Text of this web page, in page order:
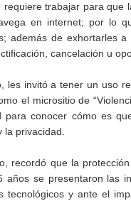
requiere trabajar para que
en internet; por lo
además de exhortarles
cancelación u
les invitó a tener un uso
el micrositio de
para conocer cómo es
la privacidad.
recordó que la
años se presentaron las
tecnológicos y ante el